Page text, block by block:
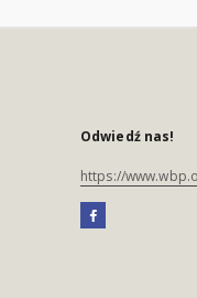
Odwiedź nas!
https://